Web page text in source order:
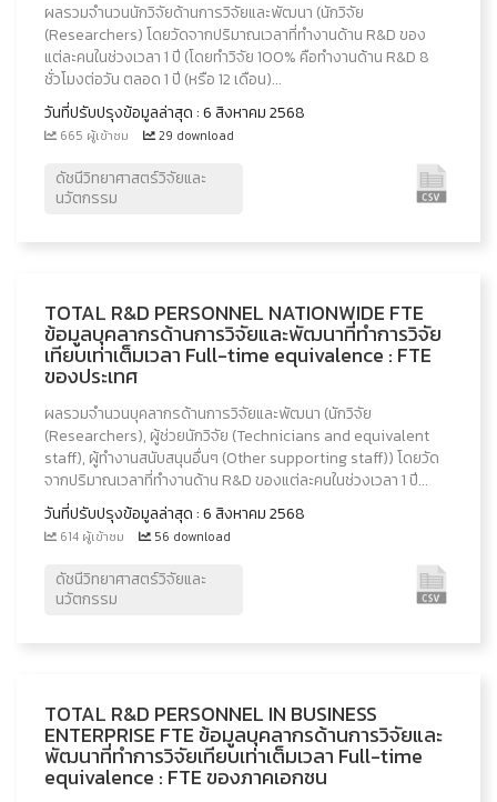
ผลรวมจำนวนนักวิจัยด้านการวิจัยและพัฒนา (นักวิจัย
(Researchers) โดยวัดจากปริมาณเวลาที่ทำงานด้าน R&D ของ
แต่ละคนในช่วงเวลา 1 ปี (โดยทำวิจัย 100% คือทำงานด้าน R&D 8
ชั่วโมงต่อวัน ตลอด 1 ปี (หรือ 12 เดือน)...
วันที่ปรับปรุงข้อมูลล่าสุด : 6 สิงหาคม 2568
665 ผู้เข้าชม 29 download
ดัชนีวิทยาศาสตร์วิจัยและ
นวัตกรรม
TOTAL R&D PERSONNEL NATIONWIDE FTE
ข้อมูลบุคลากรด้านการวิจัยและพัฒนาที่ทำการวิจัย
เทียบเท่าเต็มเวลา Full-time equivalence : FTE
ของประเทศ
ผลรวมจำนวนบุคลากรด้านการวิจัยและพัฒนา (นักวิจัย
(Researchers), ผู้ช่วยนักวิจัย (Technicians and equivalent
staff), ผู้ทำงานสนับสนุนอื่นๆ (Other supporting staff)) โดยวัด
จากปริมาณเวลาที่ทำงานด้าน R&D ของแต่ละคนในช่วงเวลา 1 ปี...
วันที่ปรับปรุงข้อมูลล่าสุด : 6 สิงหาคม 2568
614 ผู้เข้าชม 56 download
ดัชนีวิทยาศาสตร์วิจัยและ
นวัตกรรม
TOTAL R&D PERSONNEL IN BUSINESS
ENTERPRISE FTE ข้อมูลบุคลากรด้านการวิจัยและ
พัฒนาที่ทำการวิจัยเทียบเท่าเต็มเวลา Full-time
equivalence : FTE ของภาคเอกชน